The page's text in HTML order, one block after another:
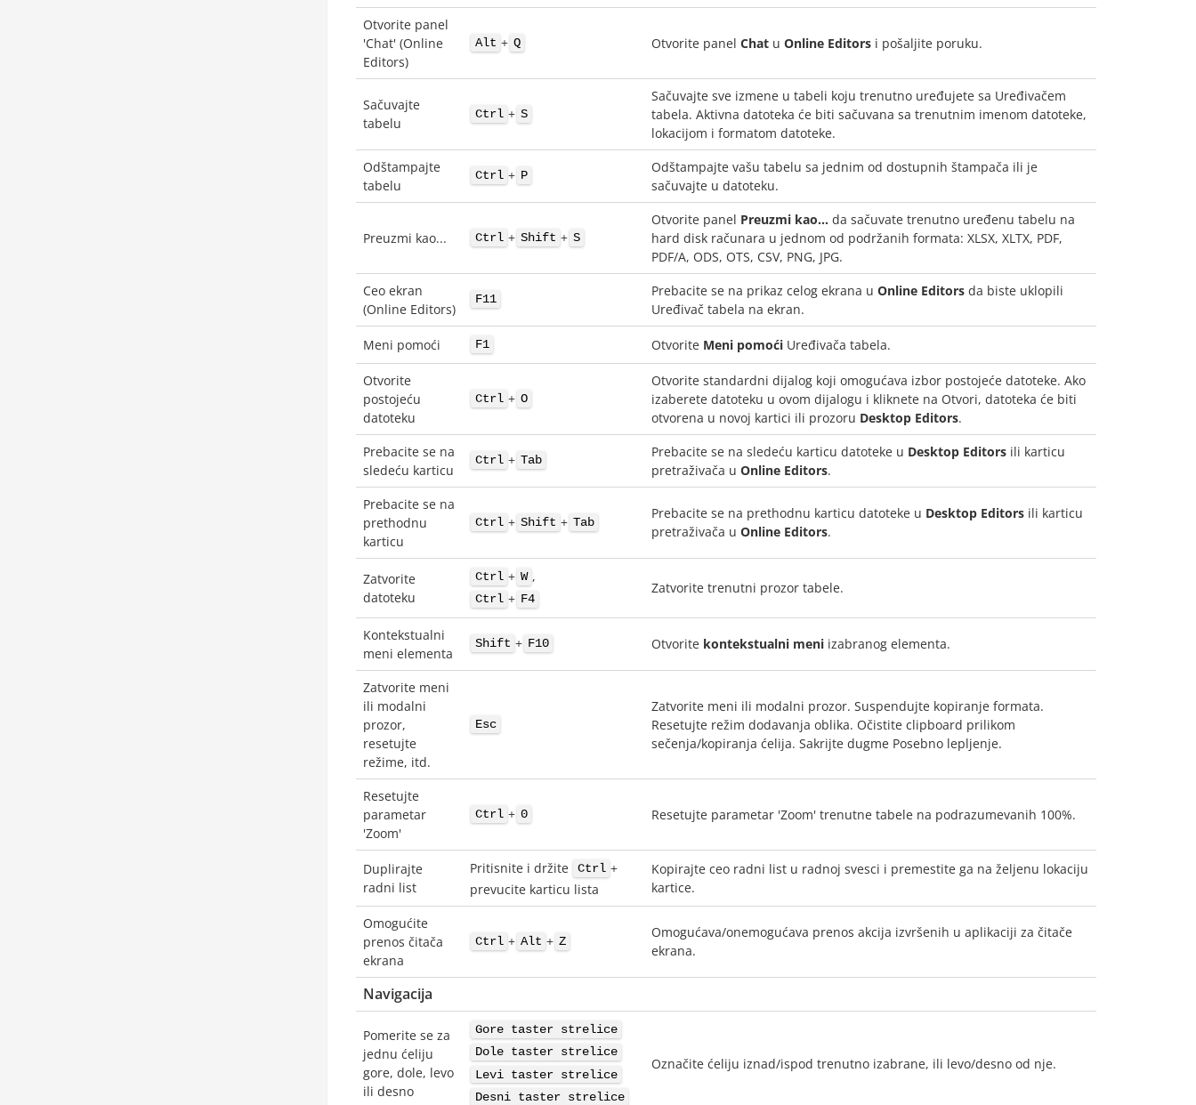
Otvorite panel
'Chat' (Online
Editors)
Alt + Q Otvorite panel Chat u Online Editors i pošaljite poruku.
Sačuvajte
tabelu
Ctrl + S
Sačuvajte sve izmene u tabeli koju trenutno uređujete sa Uređivačem
tabela. Aktivna datoteka će biti sačuvana sa trenutnim imenom datoteke,
lokacijom i formatom datoteke.
Odštampajte
tabelu
Ctrl + P
Odštampajte vašu tabelu sa jednim od dostupnih štampača ili je
sačuvajte u datoteku.
Preuzmi kao... Ctrl + Shift + S
Otvorite panel Preuzmi kao... da sačuvate trenutno uređenu tabelu na
hard disk računara u jednom od podržanih formata: XLSX, XLTX, PDF,
PDF/A, ODS, OTS, CSV, PNG, JPG.
Ceo ekran
(Online Editors)
F11
Prebacite se na prikaz celog ekrana u Online Editors da biste uklopili
Uređivač tabela na ekran.
Meni pomoći F1 Otvorite Meni pomoći Uređivača tabela.
Otvorite
postojeću
datoteku
Ctrl + O
Otvorite standardni dijalog koji omogućava izbor postojeće datoteke. Ako
izaberete datoteku u ovom dijalogu i kliknete na Otvori, datoteka će biti
otvorena u novoj kartici ili prozoru Desktop Editors.
Prebacite se na
sledeću karticu
Ctrl + Tab
Prebacite se na sledeću karticu datoteke u Desktop Editors ili karticu
pretraživača u Online Editors.
Prebacite se na
prethodnu
karticu
Ctrl + Shift + Tab
Prebacite se na prethodnu karticu datoteke u Desktop Editors ili karticu
pretraživača u Online Editors.
Zatvorite
datoteku
Ctrl + W ,
Ctrl + F4
Zatvorite trenutni prozor tabele.
Kontekstualni
meni elementa
Shift + F10 Otvorite kontekstualni meni izabranog elementa.
Zatvorite meni
ili modalni
prozor,
resetujte
režime, itd.
Esc
Zatvorite meni ili modalni prozor. Suspendujte kopiranje formata.
Resetujte režim dodavanja oblika. Očistite clipboard prilikom
sečenja/kopiranja ćelija. Sakrijte dugme Posebno lepljenje.
Resetujte
parametar
'Zoom'
Ctrl + 0 Resetujte parametar 'Zoom' trenutne tabele na podrazumevanih 100%.
Duplirajte
radni list
Pritisnite i držite Ctrl +
prevucite karticu lista
Kopirajte ceo radni list u radnoj svesci i premestite ga na željenu lokaciju
kartice.
Omogućite
prenos čitača
ekrana
Ctrl + Alt + Z
Omogućava/onemogućava prenos akcija izvršenih u aplikaciji za čitače
ekrana.
Navigacija
Pomerite se za
jednu ćeliju
gore, dole, levo
ili desno
Gore taster strelice
Dole taster strelice
Levi taster strelice
Desni taster strelice
Označite ćeliju iznad/ispod trenutno izabrane, ili levo/desno od nje.